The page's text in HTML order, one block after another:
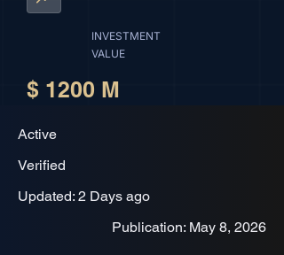
INVESTMENT
VALUE
$ 1200 M
Active
Verified
Updated: 2 Days ago
Publication: May 8, 2026